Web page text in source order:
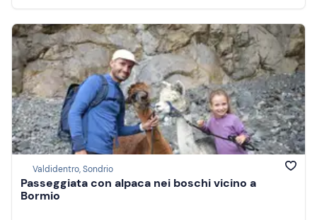
Valdidentro, Sondrio
Passeggiata con alpaca nei boschi vicino a
Bormio